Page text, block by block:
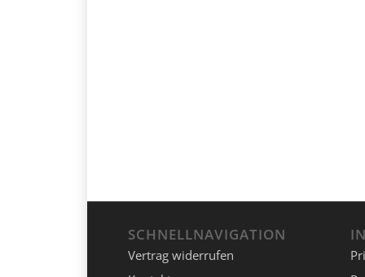
SCHNELLNAVIGATION
Vertrag widerrufen